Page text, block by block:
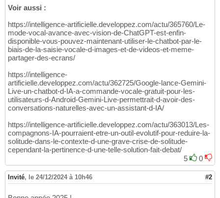
Voir aussi :
https://intelligence-artificielle.developpez.com/actu/365760/Le-
mode-vocal-avance-avec-vision-de-ChatGPT-est-enfin-
disponible-vous-pouvez-maintenant-utiliser-le-chatbot-par-le-
biais-de-la-saisie-vocale-d-images-et-de-videos-et-meme-
partager-des-ecrans/
https://intelligence-
artificielle.developpez.com/actu/362725/Google-lance-Gemini-
Live-un-chatbot-d-IA-a-commande-vocale-gratuit-pour-les-
utilisateurs-d-Android-Gemini-Live-permettrait-d-avoir-des-
conversations-naturelles-avec-un-assistant-d-IA/
https://intelligence-artificielle.developpez.com/actu/363013/Les-
compagnons-IA-pourraient-etre-un-outil-evolutif-pour-reduire-la-
solitude-dans-le-contexte-d-une-grave-crise-de-solitude-
cependant-la-pertinence-d-une-telle-solution-fait-debat/
5
0
Invité, le 24/12/2024 à 10h46 #2